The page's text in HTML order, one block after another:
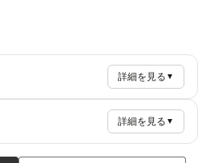
詳細を見る ▼
詳細を見る ▼